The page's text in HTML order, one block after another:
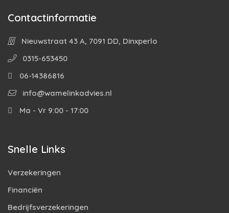
Contactinformatie
Nieuwstraat 43 A, 7091 DD, Dinxperlo
0315-653450
06-14386816
info@wamelinkadvies.nl
Ma - Vr 9:00 - 17:00
Snelle Links
Verzekeringen
Financiën
Bedrijfsverzekeringen